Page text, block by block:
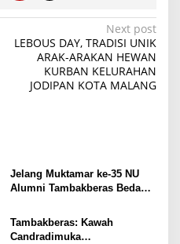
Next post
LEBOUS DAY, TRADISI UNIK
ARAK-ARAKAN HEWAN
KURBAN KELURAHAN
JODIPAN KOTA MALANG
Jelang Muktamar ke-35 NU
Alumni Tambakberas Bedah
Tambakberas: Kawah
Candradimuka